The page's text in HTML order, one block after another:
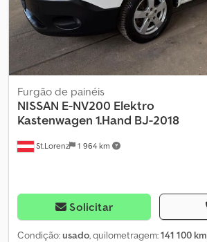
St.Lorenz 1 964 km
Furgão de painéis
NISSAN E-NV200 Elektro
Kastenwagen 1.Hand BJ-2018
Solicitar
Condição:usado, quilometragem:141 100 km